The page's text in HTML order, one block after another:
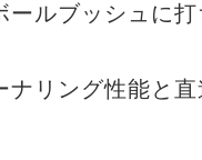
ルブッシュに
リング性能と